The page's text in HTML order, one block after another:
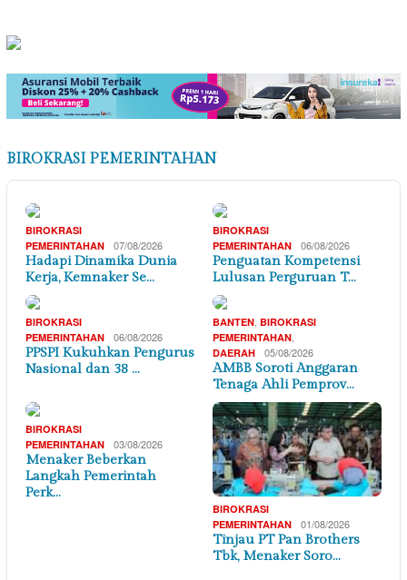
BIROKRASI PEMERINTAHAN
BIROKRASI
PEMERINTAHAN
07/08/2026
Hadapi Dinamika Dunia
Kerja, Kemnaker Se…
BIROKRASI
PEMERINTAHAN
06/08/2026
Penguatan Kompetensi
Lulusan Perguruan T…
BIROKRASI
PEMERINTAHAN
06/08/2026
PPSPI Kukuhkan Pengurus
Nasional dan 38 …
BANTEN BIROKRASI
PEMERINTAHAN
DAERAH 05/08/2026
AMBB Soroti Anggaran
Tenaga Ahli Pemprov…
BIROKRASI
PEMERINTAHAN
03/08/2026
Menaker Beberkan
Langkah Pemerintah
Perk…
BIROKRASI
PEMERINTAHAN
01/08/2026
Tinjau PT Pan Brothers
Tbk, Menaker Soro…